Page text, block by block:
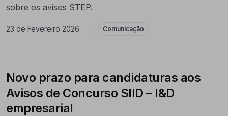
sobre os avisos STEP.
23 de Fevereiro 2026 Comunicação
Novo prazo para candidaturas aos
Avisos de Concurso SIID – I&D
empresarial